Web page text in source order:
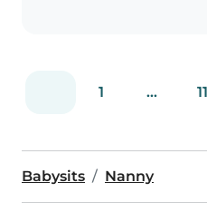
1 ... 11
Babysits Nanny